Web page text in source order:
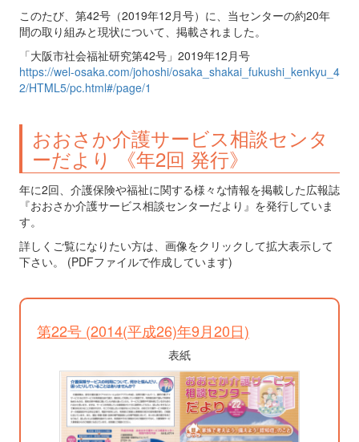
このたび、第42号（2019年12月号）に、当センターの約20年
間の取り組みと現状について、掲載されました。
「大阪市社会福祉研究第42号」2019年12月号
https://wel-osaka.com/johoshi/osaka_shakai_fukushi_kenkyu_4
2/HTML5/pc.html#/page/1
おおさか介護サービス相談センタ
ーだより 《年2回 発行》
年に2回、介護保険や福祉に関する様々な情報を掲載した広報誌
『おおさか介護サービス相談センターだより』を発行していま
す。
詳しくご覧になりたい方は、画像をクリックして拡大表示して
下さい。 (PDFファイルで作成しています)
第22号 (2014(平成26)年9月20日)
表紙